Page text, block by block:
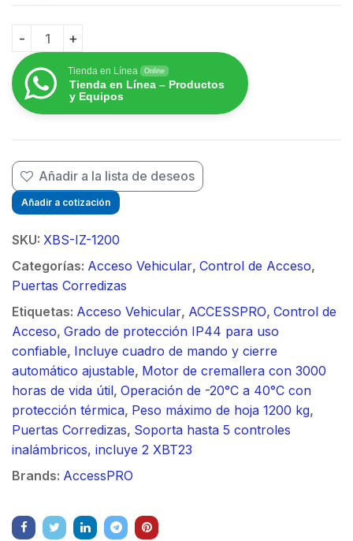
$
CHAIN-TRACK SLIDING DOOR OPERATOR (NOT
Tienda en Línea Online
Tienda en Línea – Productos
y Equipos
Añadir a la lista de deseos
Añadir a cotización
SKU: XBS-IZ-1200
Categorías: Acceso Vehicular, Control de Acceso,
Puertas Corredizas
Etiquetas: Acceso Vehicular, ACCESSPRO, Control de
Acceso, Grado de protección IP44 para uso
confiable, Incluye cuadro de mando y cierre
automático ajustable, Motor de cremallera con 3000
horas de vida útil, Operación de -20°C a 40°C con
protección térmica, Peso máximo de hoja 1200 kg,
Puertas Corredizas, Soporta hasta 5 controles
inalámbricos, incluye 2 XBT23
Brands: AccessPRO